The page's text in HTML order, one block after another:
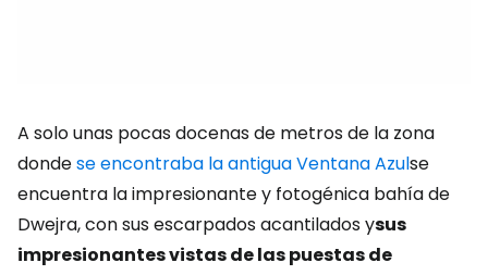
A solo unas pocas docenas de metros de la zona
dondese encontraba la antigua Ventana Azulse
encuentra la impresionante y fotogénica bahía de
Dwejra, con sus escarpados acantilados ysus
impresionantes vistas de las puestas de